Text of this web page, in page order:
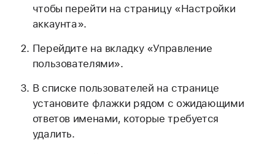
чтобы перейти на страницу «Настройки
аккаунта».
Перейдите на вкладку «Управление
пользователями».
В списке пользователей на странице
установите флажки рядом с ожидающими
ответов именами, которые требуется
удалить.